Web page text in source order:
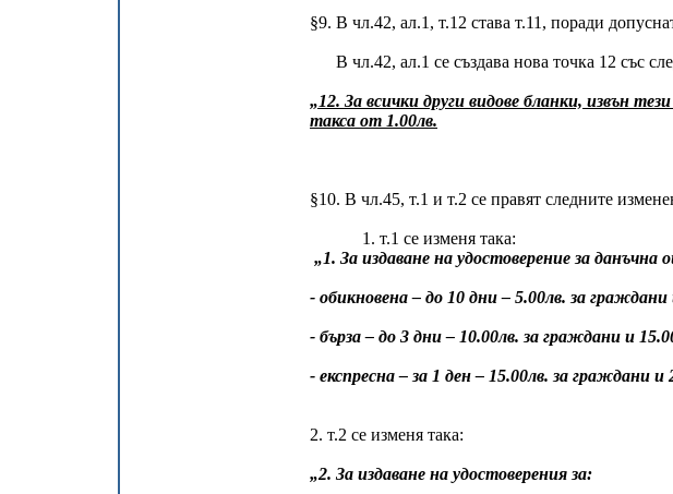
§9. В чл.42, ал.1, т.12 става т.11, поради
В чл.42, ал.1 се създава нова точка 12 със
„12. За всички други видове бланки, извън
такса от 1.00лв.
§10. В чл.45, т.1 и т.2 се правят следните
1. т.1 се изменя така:
„1. За издаване на удостоверение за
- обикновена – до 10 дни – 5.00лв. за
- бърза – до 3 дни – 10.00лв. за граждани и
- експресна – за 1 ден – 15.00лв. за граждани
2. т.2 се изменя така:
„2. За издаване на удостоверения за: